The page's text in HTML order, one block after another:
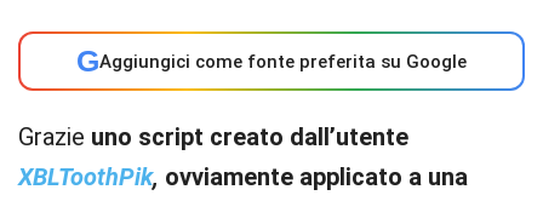
GAggiungici come fonte preferita su Google
Grazie uno script creato dall’utente
XBLToothPik, ovviamente applicato a una